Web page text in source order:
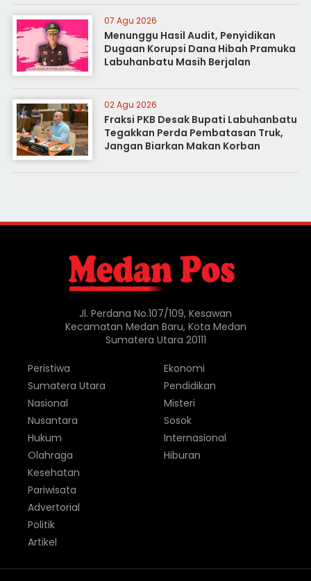
07 Agu 2026
Menunggu Hasil Audit, Penyidikan
Dugaan Korupsi Dana Hibah Pramuka
Labuhanbatu Masih Berjalan
02 Agu 2026
Fraksi PKB Desak Bupati Labuhanbatu
Tegakkan Perda Pembatasan Truk,
Jangan Biarkan Makan Korban
Jl. Perdana No.107/109, Kesawan
Kecamatan Medan Baru, Kota Medan
Sumatera Utara 20111
Peristiwa
Sumatera Utara
Nasional
Nusantara
Hukum
Olahraga
Ekonomi
Pendidikan
Misteri
Sosok
Internasional
Hiburan
Kesehatan
Pariwisata
Advertorial
Politik
Artikel